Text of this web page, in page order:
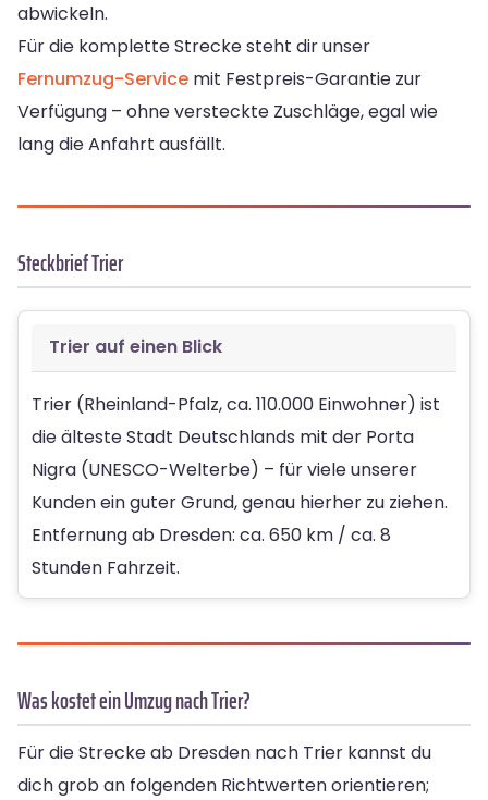
abwickeln.
Für die komplette Strecke steht dir unser
Fernumzug-Service mit Festpreis-Garantie zur
Verfügung – ohne versteckte Zuschläge, egal wie
lang die Anfahrt ausfällt.
Steckbrief Trier
Trier auf einen Blick
Trier (Rheinland-Pfalz, ca. 110.000 Einwohner) ist
die älteste Stadt Deutschlands mit der Porta
Nigra (UNESCO-Welterbe) – für viele unserer
Kunden ein guter Grund, genau hierher zu ziehen.
Entfernung ab Dresden: ca. 650 km / ca. 8
Stunden Fahrzeit.
Was kostet ein Umzug nach Trier?
Für die Strecke ab Dresden nach Trier kannst du
dich grob an folgenden Richtwerten orientieren;